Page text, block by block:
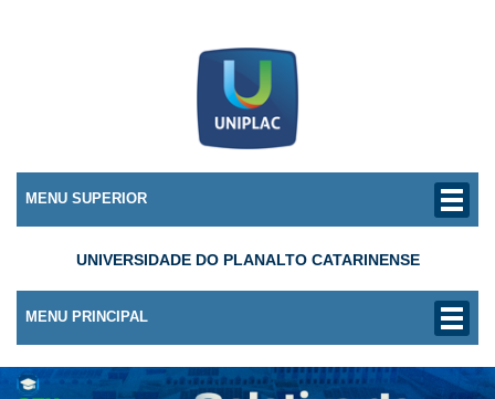
MENU SUPERIOR
UNIVERSIDADE DO PLANALTO CATARINENSE
MENU PRINCIPAL